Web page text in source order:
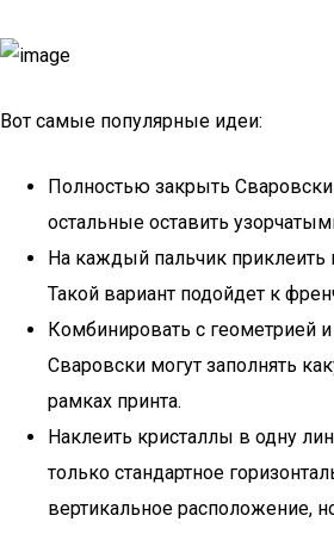
Вот самые популярные идеи:
Полностью закрыть
остальные оставить
На каждый пальчик приклеить
Такой вариант подойдет к
Комбинировать с геометрией
Сваровски могут заполнять
рамках принта.
Наклеить кристаллы в одну
только стандартное
вертикальное расположение,